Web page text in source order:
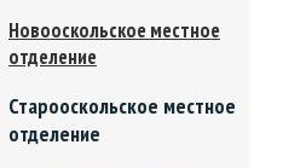
Новооскольское местное
отделение
Старооскольское местное
отделение